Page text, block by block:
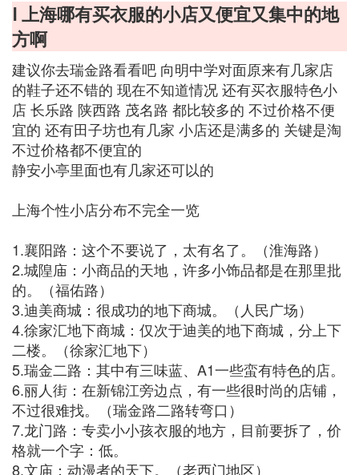
Ⅰ 上海哪有买衣服的小店又便宜又集中的地
方啊
建议你去瑞金路看看吧 向明中学对面原来有几家店
的鞋子还不错的 现在不知道情况 还有买衣服特色小
店 长乐路 陕西路 茂名路 都比较多的 不过价格不便
宜的 还有田子坊也有几家 小店还是满多的 关键是淘
不过价格都不便宜的
静安小亭里面也有几家还可以的
上海个性小店分布不完全一览
1.襄阳路：这个不要说了，太有名了。（淮海路）
2.城隍庙：小商品的天地，许多小饰品都是在那里批
的。（福佑路）
3.迪美商城：很成功的地下商城。（人民广场）
4.徐家汇地下商城：仅次于迪美的地下商城，分上下
二楼。（徐家汇地下）
5.瑞金二路：其中有三味蓝、A1一些蛮有特色的店。
6.丽人街：在新锦江旁边点，有一些很时尚的店铺，
不过很难找。（瑞金路二路转弯口）
7.龙门路：专卖小小孩衣服的地方，目前要拆了，价
格就一个字：低。
8.文庙：动漫者的天下。（老西门地区）